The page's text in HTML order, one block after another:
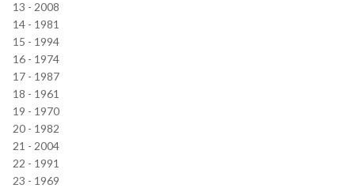
13 - 2008
14 - 1981
15 - 1994
16 - 1974
17 - 1987
18 - 1961
19 - 1970
20 - 1982
21 - 2004
22 - 1991
23 - 1969